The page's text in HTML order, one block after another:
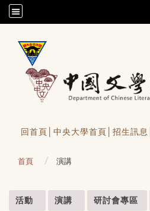
/accesskey"" title="Toolbar">:::
回首頁│ 中央大學首頁│ 招生訊息│
首頁 演講
活動 演講 研討會專區